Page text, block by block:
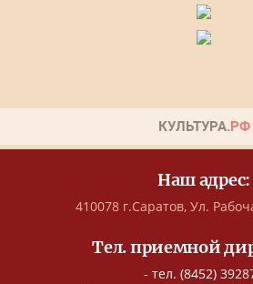
Наш адрес:
410078 г.Саратов, Ул.
Тел. приемной
- тел. (8452)